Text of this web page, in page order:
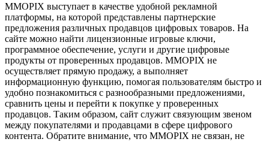
MMOPIX выступает в качестве удобной рекламной
платформы, на которой представлены партнерские
предложения различных продавцов цифровых товаров. На
сайте можно найти лицензионные игровые ключи,
программное обеспечение, услуги и другие цифровые
продукты от проверенных продавцов. MMOPIX не
осуществляет прямую продажу, а выполняет
информационную функцию, помогая пользователям быстро и
удобно познакомиться с разнообразными предложениями,
сравнить цены и перейти к покупке у проверенных
продавцов. Таким образом, сайт служит связующим звеном
между покупателями и продавцами в сфере цифрового
контента. Обратите внимание, что MMOPIX не связан, не